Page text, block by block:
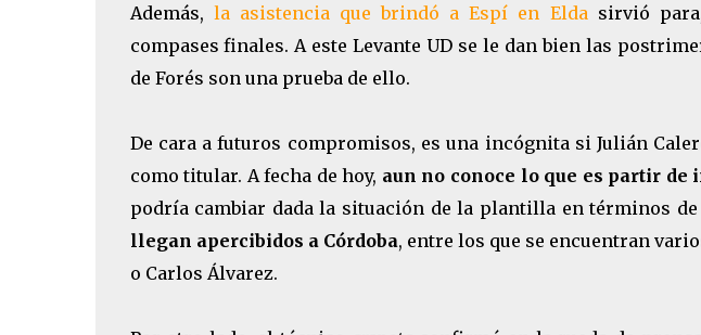
Además, la asistencia que brindó a Espí en Eldasirvió
compases finales. A este Levante UD se le dan bien las
de Forés son una prueba de ello.
De cara a futuros compromisos, es una incógnita si Julián
como titular. A fecha de hoy, aun no conoce lo que es partir de
podría cambiar dada la situación de la plantilla en términos de
llegan apercibidos a Córdoba, entre los que se encuentran
o Carlos Álvarez.